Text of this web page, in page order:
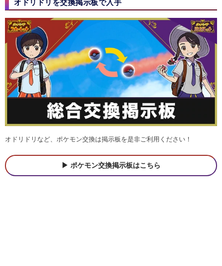
オドリドリを交換掲示板で入手
オドリドリなど、ポケモン交換は掲示板を是非ご利用ください！
ポケモン交換掲示板はこちら